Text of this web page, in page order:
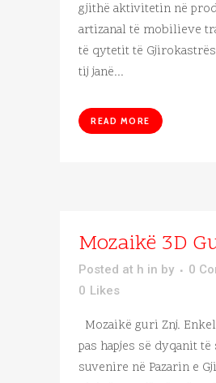
gjithë aktivitetin në
artizanal të mobilieve
të qytetit të
tij janë...
READ MORE
Mozaikë 3D
Posted at h in by
0
0 Likes
Mozaikë guri Znj.
pas hapjes së dyqanit të
suvenire në Pazarin e